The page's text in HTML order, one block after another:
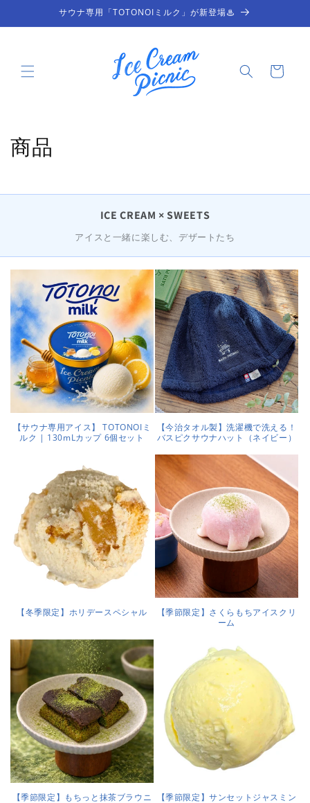
進む
サウナ専用「TOTONOIミルク」が新登場♨
ー
コ
ク
ョ
ン
:
商品
ICE CREAM × SWEETS
アイスと一緒に楽しむ、デザートたち
【サウナ専用アイス】 TOTONOIミ
ルク | 130mLカップ 6個セット
【今治タオル製】洗濯機で洗える！
バスピクサウナハット（ネイビー）
【冬季限定】ホリデースペシャル
【季節限定】さくらもちアイスクリ
ーム
【季節限定】もちっと抹茶ブラウニ
【季節限定】サンセットジャスミン